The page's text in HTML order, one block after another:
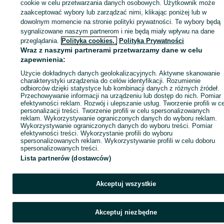
sprzedającym
Zaloguj się / Załóż konto
cookie w celu przetwarzania danych osobowych. Użytkownik może
zaakceptować wybory lub zarządzać nimi, klikając poniżej lub w
dowolnym momencie na stronie polityki prywatności. Te wybory będą
sygnalizowane naszym partnerom i nie będą miały wpływu na dane
przeglądania. Polityka cookies, Polityka Prywatności
Wraz z naszymi partnerami przetwarzamy dane w celu
zapewnienia:
Użycie dokładnych danych geolokalizacyjnych. Aktywne skanowanie
charakterystyki urządzenia do celów identyfikacji. Rozumienie
odbiorców dzięki statystyce lub kombinacji danych z różnych źródeł.
Przechowywanie informacji na urządzeniu lub dostęp do nich. Pomiar
efektywności reklam. Rozwój i ulepszanie usług. Tworzenie profili w
personalizacji treści. Tworzenie profili w celu spersonalizowanych
reklam. Wykorzystywanie ograniczonych danych do wyboru reklam.
Wykorzystywanie ograniczonych danych do wyboru treści. Pomiar
efektywności treści. Wykorzystanie profili do wyboru
spersonalizowanych reklam. Wykorzystywanie profili w celu doboru
spersonalizowanych treści.
Lista partnerów (dostawców)
Akceptuj wszystkie
Akceptuj niezbędne